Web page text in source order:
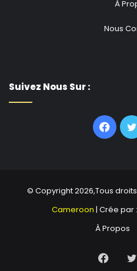
À
Nous
Suivez Nous Sur :
© Copyright 2026,Tous
Cameroon | Crée par
À Propos